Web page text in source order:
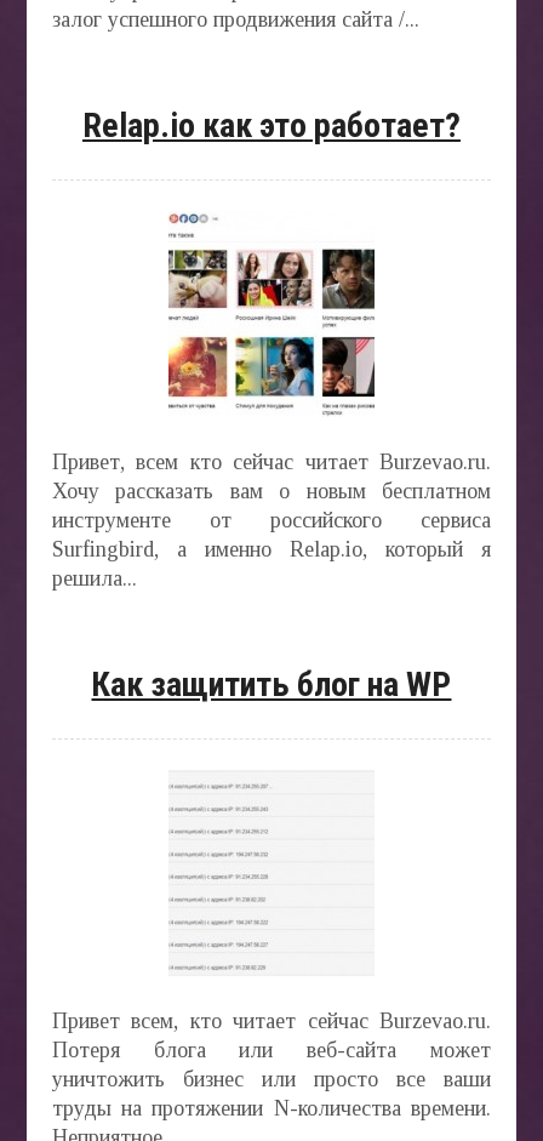
залог успешного продвижения сайта /...
Relap.io как это работает?
Привет, всем кто сейчас читает Burzevao.ru.
Хочу рассказать вам о новым бесплатном
инструменте от российского сервиса
Surfingbird, а именно Relap.io, который я
решила...
Как защитить блог на WP
Привет всем, кто читает сейчас Burzevao.ru.
Потеря блога или веб-сайта может
уничтожить бизнес или просто все ваши
труды на протяжении N-количества времени.